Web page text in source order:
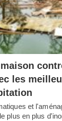
les
et
plus en plus